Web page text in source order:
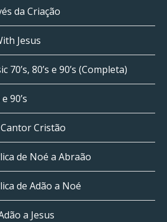
da Criação
Jesus
70’s, 80’s e 90’s (Completa)
90’s
Cristão
de Noé a Abraão
de Adão a Noé
a Jesus